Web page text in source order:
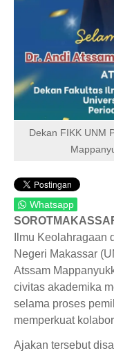
Dekan FIKK UNM
Whatsapp
Ilmu
Negeri Makassar
Atssam
civitas akademika
selama proses
memperkuat
Ajakan tersebut